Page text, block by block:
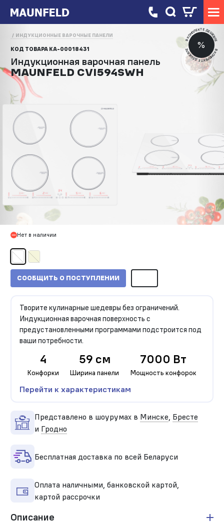
%
В КОМПЛЕКТЕ ДЕШЕВЛЕ
В КОМПЛЕКТЕ ДЕШЕВЛЕ
ИНДУКЦИОННЫЕ ВАРОЧНЫЕ ПАНЕЛИ
КОД ТОВАРА КА-00018431
Индукционная варочная панель
MAUNFELD CVI594SWH
Нет в наличии
СООБЩИТЬ О ПОСТУПЛЕНИИ
Творите кулинарные шедевры без ограничений.
Индукционная варочная поверхность с
предустановленными программами подстроится под
ваши потребности.
4
Конфорки
59 см
Ширина панели
7000 Вт
Мощность конфорок
Перейти к характеристикам
Представлено в шоурумах в Минске, Бресте
и Гродно
Бесплатная доставка по всей Беларуси
Оплата наличными, банковской картой,
картой рассрочки
Описание